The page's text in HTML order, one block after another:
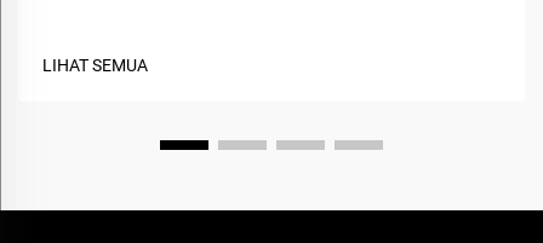
LIHAT SEMUA